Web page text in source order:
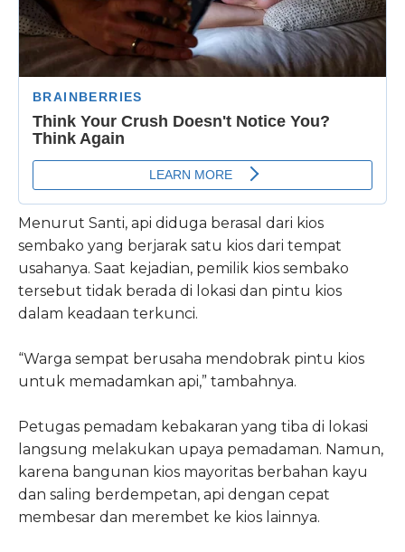
Menurut Santi, api diduga berasal dari kios
sembako yang berjarak satu kios dari tempat
usahanya. Saat kejadian, pemilik kios sembako
tersebut tidak berada di lokasi dan pintu kios
dalam keadaan terkunci.
“Warga sempat berusaha mendobrak pintu kios
untuk memadamkan api,” tambahnya.
Petugas pemadam kebakaran yang tiba di lokasi
langsung melakukan upaya pemadaman. Namun,
karena bangunan kios mayoritas berbahan kayu
dan saling berdempetan, api dengan cepat
membesar dan merembet ke kios lainnya.